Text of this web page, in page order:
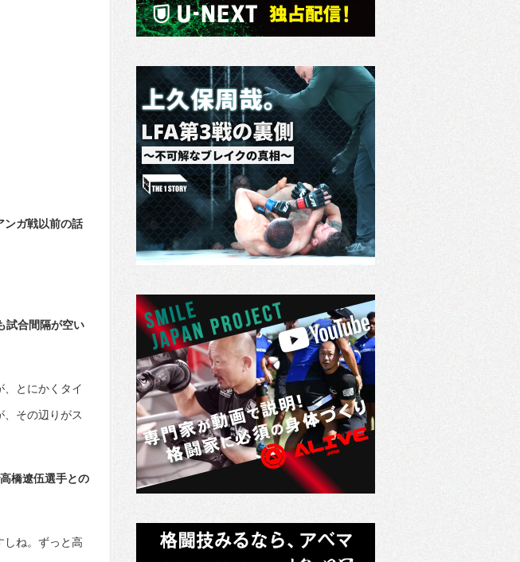
ンガ戦以前の話
試合間隔が空い
、とにかくタイ
、その辺りがス
橋遼伍選手との
しね。ずっと高